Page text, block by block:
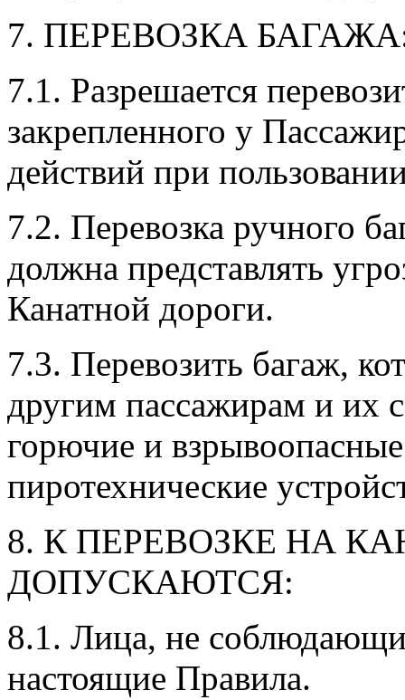
7. ПЕРЕВОЗКА
7.1. Разрешается
закрепленного у
действий при
7.2. Перевозка ручного
должна представлять
Канатной дороги.
7.3. Перевозить багаж,
другим пассажирам и их
горючие и
пиротехнические
8. К ПЕРЕВОЗКЕ НА
ДОПУСКАЮТСЯ:
8.1. Лица, не
настоящие Правила.